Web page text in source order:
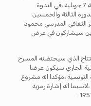
أكد عليه شادي القرفي صبيحة الْيَوْمَ الجمعة 7 جويلية ،في الندوة
الثالثة والخمسين
الثقافي المدرسي محمود
سيشاركون في عرض
الذي سيحتضنه المسرح
في سهرة الخميس 13 جويلية الجاري سيكون عرضا
،مؤكدا انه مشروع
،لاسيما انه إشارة رمزية